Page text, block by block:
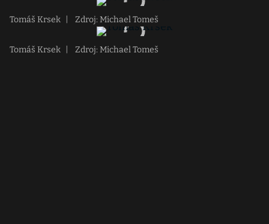
Tomáš Krsek Zdroj: Michael Tomeš
Tomáš Krsek Zdroj: Michael Tomeš